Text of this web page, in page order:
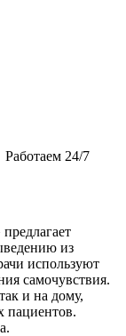
Работаем 24/7
из
используют
самочувствия.
и на дому,
пациентов.